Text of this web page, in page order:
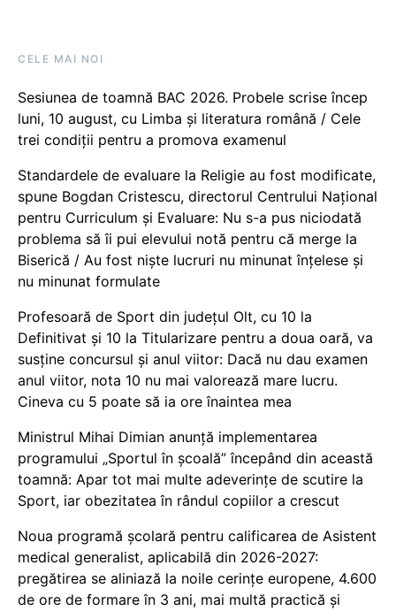
CELE MAI NOI
Sesiunea de toamnă BAC 2026. Probele scrise încep
luni, 10 august, cu Limba și literatura română / Cele
trei condiții pentru a promova examenul
Standardele de evaluare la Religie au fost modificate,
spune Bogdan Cristescu, directorul Centrului Național
pentru Curriculum și Evaluare: Nu s-a pus niciodată
problema să îi pui elevului notă pentru că merge la
Biserică / Au fost niște lucruri nu minunat înțelese și
nu minunat formulate
Profesoară de Sport din județul Olt, cu 10 la
Definitivat și 10 la Titularizare pentru a doua oară, va
susține concursul și anul viitor: Dacă nu dau examen
anul viitor, nota 10 nu mai valorează mare lucru.
Cineva cu 5 poate să ia ore înaintea mea
Ministrul Mihai Dimian anunță implementarea
programului „Sportul în școală” începând din această
toamnă: Apar tot mai multe adeverințe de scutire la
Sport, iar obezitatea în rândul copiilor a crescut
Noua programă școlară pentru calificarea de Asistent
medical generalist, aplicabilă din 2026-2027:
pregătirea se aliniază la noile cerințe europene, 4.600
de ore de formare în 3 ani, mai multă practică și